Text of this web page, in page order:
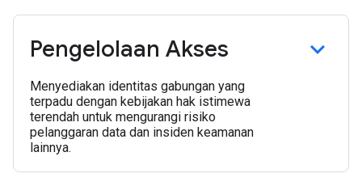
Pengelolaan Akses
Menyediakan identitas gabungan yang
terpadu dengan kebijakan hak istimewa
terendah untuk mengurangi risiko
pelanggaran data dan insiden keamanan
lainnya.